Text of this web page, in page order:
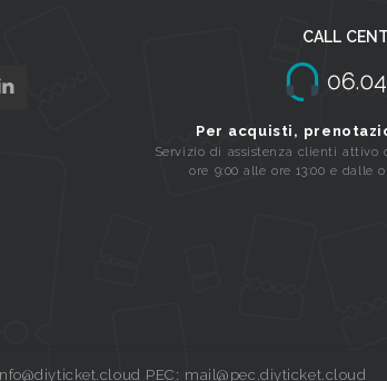
CALL
Per acquisti,
Servizio di assistenza clienti
ore 9:00 alle ore 13:00 e dalle
PEC: mail@pec.diyticket.cloud